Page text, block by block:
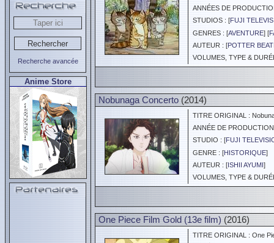
Recherche avancée
Anime Store
ANNÉES DE
STUDIOS : [FUJI
GENRES : [AVENTURE] [
AUTEUR : [POTTER
VOLUMES, TYPE &
Nobunaga Concerto (2014)
TITRE ORIGINAL :
ANNÉE DE
STUDIO : [FUJI
GENRE : [HISTORIQUE]
AUTEUR : [ISHII AYUMI]
VOLUMES, TYPE &
One Piece Film Gold (13e film) (2016)
TITRE ORIGINAL : One